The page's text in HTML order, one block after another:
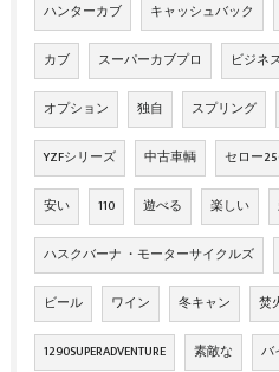
ハンターカブ キャッシュバック
カブ スーパーカブプロ ビジネ
オプション 独自 スプリング
YZFシリーズ 中古車輌 セロー
安い 110 遊べる 楽しい
ハスクバーナ ・モーターサイクルズ
ビール ワイン 冬キャン 焚
1290SUPERADVENTURE 素敵な バ